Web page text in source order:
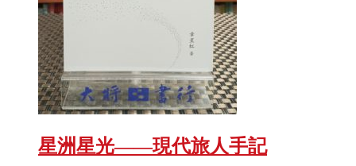
星洲星光——現代旅人手記